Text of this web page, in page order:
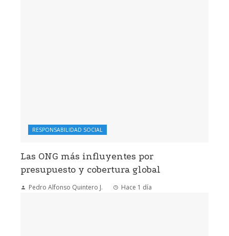
RESPONSABILIDAD SOCIAL
Las ONG más influyentes por
presupuesto y cobertura global
Pedro Alfonso Quintero J. Hace 1 día